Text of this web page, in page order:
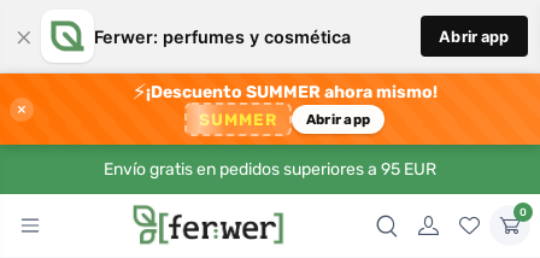
× Ferwer: perfumes y cosmética Abrir app
×
⚡¡Descuento SUMMER ahora mismo!
SUMMER Abrir app
Envío gratis en pedidos superiores a 95 EUR
0